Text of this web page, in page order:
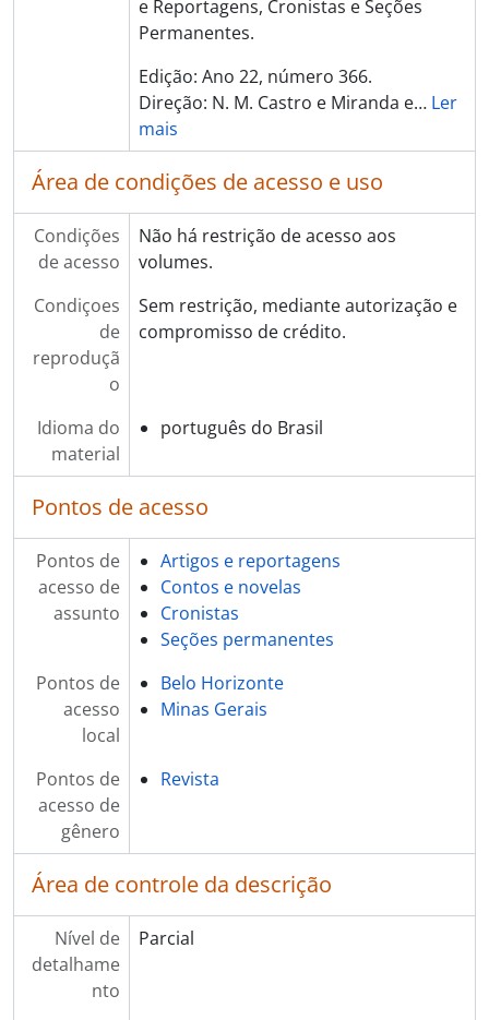
e Reportagens, Cronistas e Seções
Permanentes.
Edição: Ano 22, número 366.
Direção: N. M. Castro e Miranda e… Ler
mais
Área de condições de acesso e uso
Condições
de acesso
Não há restrição de acesso aos
volumes.
Condiçoes
de
reproduçã
o
Sem restrição, mediante autorização e
compromisso de crédito.
Idioma do
material
português do Brasil
Pontos de acesso
Pontos de
acesso de
assunto
Artigos e reportagens
Contos e novelas
Cronistas
Seções permanentes
Pontos de
acesso
local
Belo Horizonte
Minas Gerais
Pontos de
acesso de
gênero
Revista
Área de controle da descrição
Nível de
detalhame
nto
Parcial